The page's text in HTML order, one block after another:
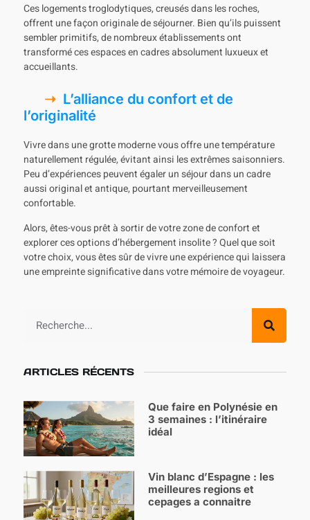
Ces logements troglodytiques, creusés dans les roches,
offrent une façon originale de séjourner. Bien qu’ils puissent
sembler primitifs, de nombreux établissements ont
transformé ces espaces en cadres absolument luxueux et
accueillants.
L’alliance du confort et de
l’originalité
Vivre dans une grotte moderne vous offre une température
naturellement régulée, évitant ainsi les extrêmes saisonniers.
Peu d’expériences peuvent égaler un séjour dans un cadre
aussi original et antique, pourtant merveilleusement
confortable.
Alors, êtes-vous prêt à sortir de votre zone de confort et
explorer ces options d’hébergement insolite ? Quel que soit
votre choix, vous êtes sûr de vivre une expérience qui laissera
une empreinte significative dans votre mémoire de voyageur.
ARTICLES RÉCENTS
Que faire en Polynésie en
3 semaines : l’itinéraire
idéal
Vin blanc d’Espagne : les
meilleures regions et
cepages a connaitre